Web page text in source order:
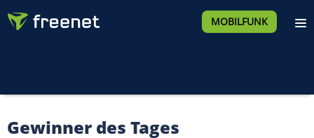
MOBILFUNK
Gewinner des Tages